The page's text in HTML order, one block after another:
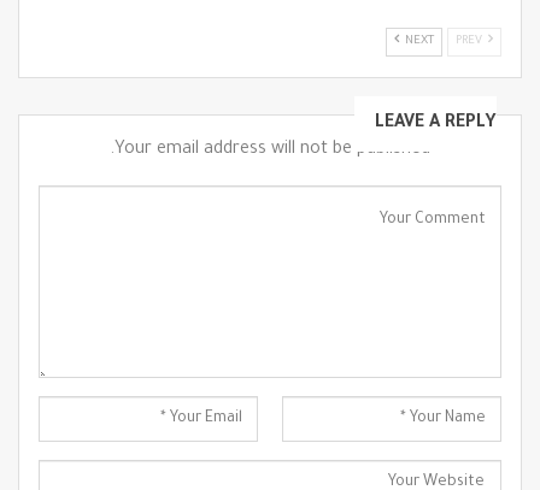
NEXT
LEAVE A REPLY
Your email address will not be published.